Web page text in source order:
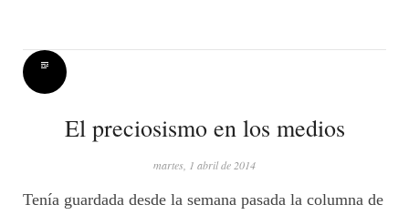
El preciosismo en los medios
martes, 1 abril de 2014
Tenía guardada desde la semana pasada la columna de